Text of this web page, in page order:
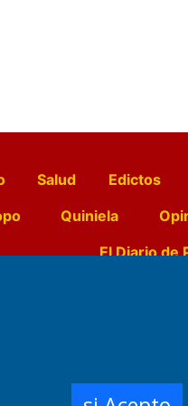
Salud Edictos
Quiniela
El Diario de